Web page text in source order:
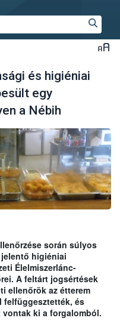
és higiéniai
egy
a Nébih
során súlyos
higiéniai
Élelmiszerlánc-
A feltárt jogsértések
ellenőrök az étterem
felfüggesztették, és
ki a forgalomból.